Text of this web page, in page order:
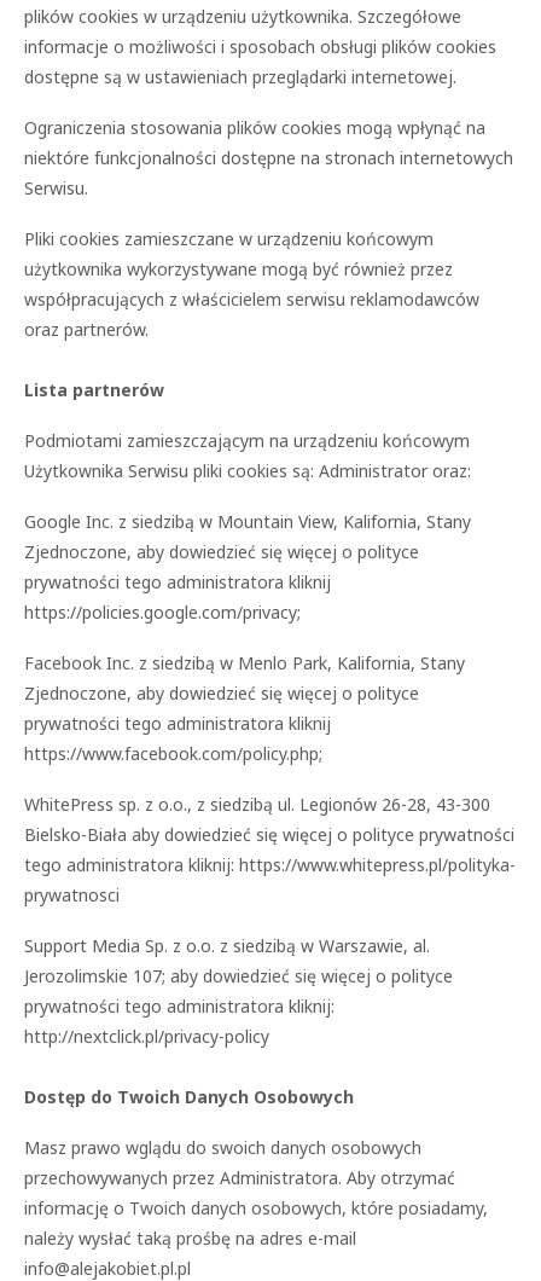
plików cookies w urządzeniu użytkownika. Szczegółowe
informacje o możliwości i sposobach obsługi plików cookies
dostępne są w ustawieniach przeglądarki internetowej.
Ograniczenia stosowania plików cookies mogą wpłynąć na
niektóre funkcjonalności dostępne na stronach internetowych
Serwisu.
Pliki cookies zamieszczane w urządzeniu końcowym
użytkownika wykorzystywane mogą być również przez
współpracujących z właścicielem serwisu reklamodawców
oraz partnerów.
Lista partnerów
Podmiotami zamieszczającym na urządzeniu końcowym
Użytkownika Serwisu pliki cookies są: Administrator oraz:
Google Inc. z siedzibą w Mountain View, Kalifornia, Stany
Zjednoczone, aby dowiedzieć się więcej o polityce
prywatności tego administratora kliknij
https://policies.google.com/privacy;
Facebook Inc. z siedzibą w Menlo Park, Kalifornia, Stany
Zjednoczone, aby dowiedzieć się więcej o polityce
prywatności tego administratora kliknij
https://www.facebook.com/policy.php;
WhitePress sp. z o.o., z siedzibą ul. Legionów 26-28, 43-300
Bielsko-Biała aby dowiedzieć się więcej o polityce prywatności
tego administratora kliknij: https://www.whitepress.pl/polityka-
prywatnosci
Support Media Sp. z o.o. z siedzibą w Warszawie, al.
Jerozolimskie 107; aby dowiedzieć się więcej o polityce
prywatności tego administratora kliknij:
http://nextclick.pl/privacy-policy
Dostęp do Twoich Danych Osobowych
Masz prawo wglądu do swoich danych osobowych
przechowywanych przez Administratora. Aby otrzymać
informację o Twoich danych osobowych, które posiadamy,
należy wysłać taką prośbę na adres e-mail
info@alejakobiet.pl.pl